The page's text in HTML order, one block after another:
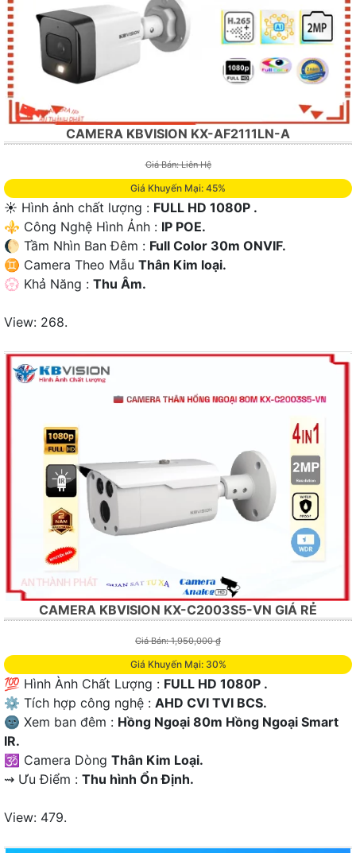
CAMERA KBVISION KX-AF2111LN-A
Giá Bán: Liên Hệ
Giá Khuyến Mại: 45%
☀️ Hình ảnh chất lượng : FULL HD 1080P .
⚜️ Công Nghệ Hình Ảnh : IP POE.
🌔 Tầm Nhìn Ban Đêm : Full Color 30m ONVIF.
♊ Camera Theo Mẫu Thân Kim loại.
️💮 Khả Năng : Thu Âm.
View: 268.
CAMERA KBVISION KX-C2003S5-VN GIÁ RẺ
Giá Bán: 1,950,000 ₫
Giá Khuyến Mại: 30%
💯 Hình Ành Chất Lượng : FULL HD 1080P .
⚙ Tích hợp công nghệ : AHD CVI TVI BCS.
🌚 Xem ban đêm : Hồng Ngoại 80m Hồng Ngoại Smart
IR.
🕉️ Camera Dòng Thân Kim Loại.
️⇝ Ưu Điểm : Thu hình Ổn Định.
View: 479.